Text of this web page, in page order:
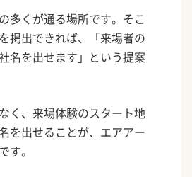
多くが通る場所です。そこ
掲出できれば、「来場者の
名を出せます」という提案
く、来場体験のスタート地
を出せることが、エアアー
す。